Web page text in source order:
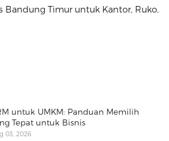
Bandung Timur untuk Kantor, Ruko,
untuk UMKM: Panduan Memilih
Tepat untuk Bisnis
03, 2026